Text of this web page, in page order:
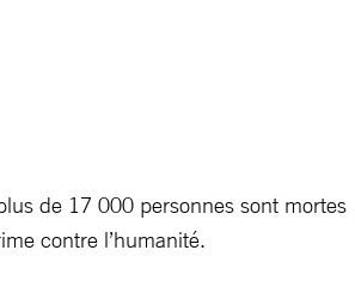
de 17 000 personnes sont mortes
contre l’humanité.